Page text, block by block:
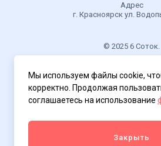
Адрес
г. Красноярск ул.
© 2025 6 Соток.
.
Политика
Мы используем файлы cookie,
корректно. Продолжая
соглашаетесь на использование
Закрыть